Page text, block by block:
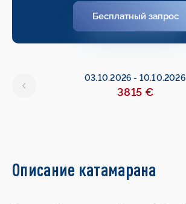
Бесплатный запрос
03.10.2026 - 10.10.2026
3815 €
Описание катамарана